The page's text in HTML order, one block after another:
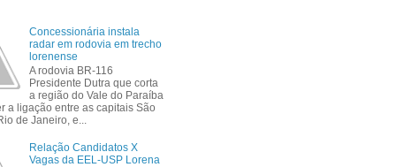
Concessionária instala
radar em rodovia em trecho
lorenense
A rodovia BR-116
Presidente Dutra que corta
a região do Vale do Paraíba
a ligação entre as capitais São
de Janeiro, e...
Relação Candidatos X
Vagas da EEL-USP Lorena